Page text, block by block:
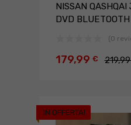
NISSAN QASHQAI
DVD BLUETOOTH
(0
179,99 €
IN OFFERTA!